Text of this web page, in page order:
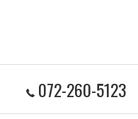
072-260-5123